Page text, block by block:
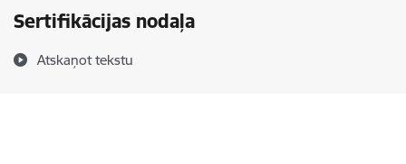
Sertifikācijas nodaļa
Atskaņot tekstu